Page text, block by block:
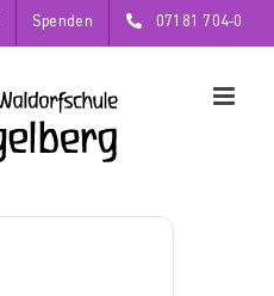
Spenden 07181 704-0